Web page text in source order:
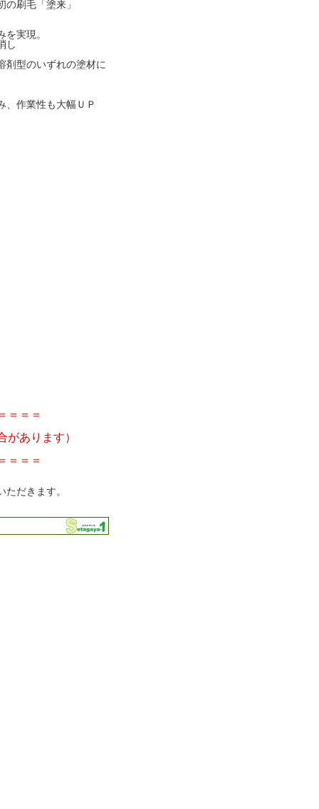
刷毛「塗来」
実現。
し
剤型のいずれの塗材に
、作業性も大幅ＵＰ
＝＝＝
あります）
＝＝＝
だきます。